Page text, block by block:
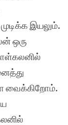
இயலும்.
ஒரு
வைக்கிறோம்.